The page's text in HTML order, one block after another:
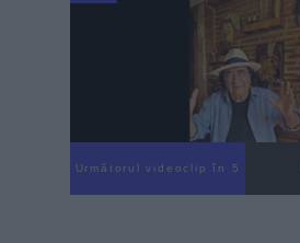
Următorul videoclip în 4